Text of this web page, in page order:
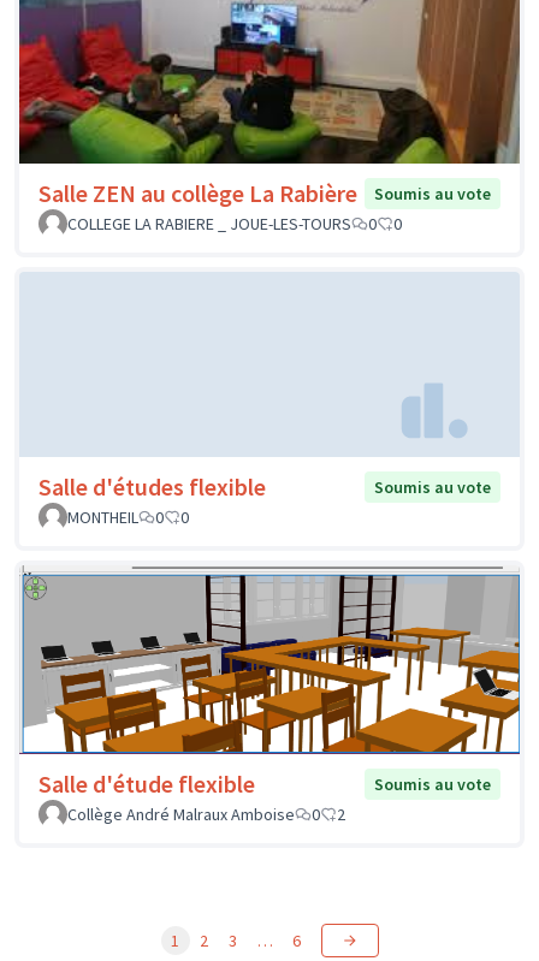
Salle ZEN au collège La Rabière
Soumis au vote
COLLEGE LA RABIERE _ JOUE-LES-TOURS
0 0
Salle d'études flexible
Soumis au vote
MONTHEIL
0 0
Salle d'étude flexible
Soumis au vote
Collège André Malraux Amboise
0 2
1 2 3 … 6